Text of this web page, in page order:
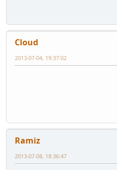
Cloud
2013-07-04, 19:37:02
Ramiz
2013-07-08, 18:36:47